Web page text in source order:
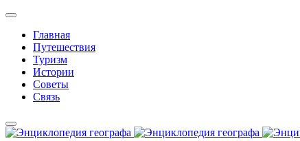
Главная
Путешествия
Туризм
Истории
Советы
Связь